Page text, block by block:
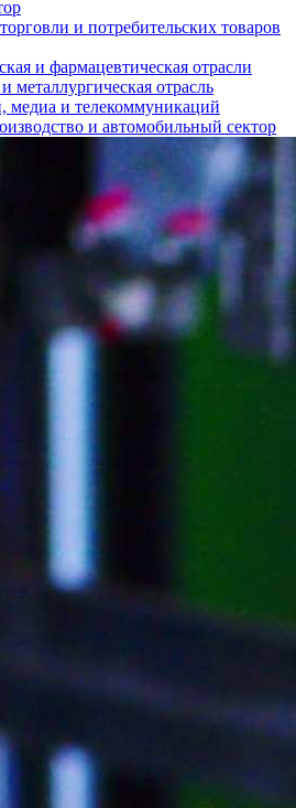
и потребительских товаров
и фармацевтическая отрасли
отрасль
медиа и телекоммуникаций
и автомобильный сектор